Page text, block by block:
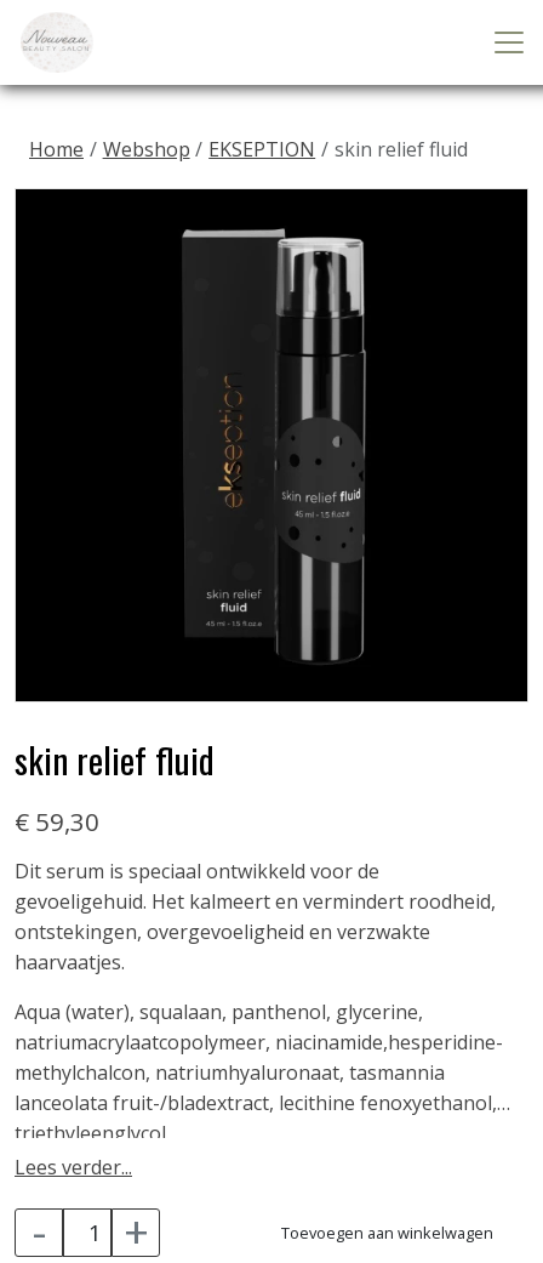
Home Webshop EKSEPTION skin relief fluid
skin relief fluid
€ 59,30
Dit serum is speciaal ontwikkeld voor de
gevoeligehuid. Het kalmeert en vermindert roodheid,
ontstekingen, overgevoeligheid en verzwakte
haarvaatjes.
Aqua (water), squalaan, panthenol, glycerine,
natriumacrylaatcopolymeer, niacinamide,hesperidine-
methylchalcon, natriumhyaluronaat, tasmannia
lanceolata fruit-/bladextract, lecithine fenoxyethanol,
triethyleenglycol.
Lees verder...
- + Toevoegen aan winkelwagen